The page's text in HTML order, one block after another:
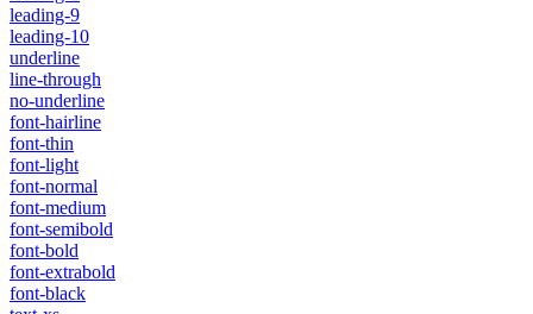
leading-9
leading-10
underline
line-through
no-underline
font-hairline
font-thin
font-light
font-normal
font-medium
font-semibold
font-bold
font-extrabold
font-black